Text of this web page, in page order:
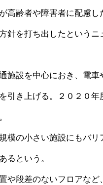
高齢者や障害者に配慮し
針を打ち出したというニ
施設を中心におき、電車
引き上げる。２０２０年
模の小さい施設にもバリ
るという。
や段差のないフロアなど